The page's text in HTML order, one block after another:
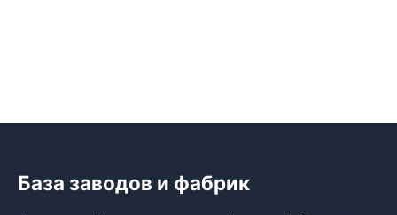
База заводов и фабрик